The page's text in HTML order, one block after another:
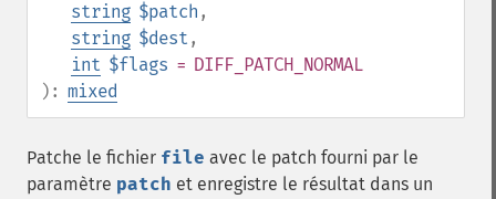
string $patch ,
string $dest ,
int $flags = DIFF_PATCH_NORMAL
): mixed
Patche le fichier file avec le patch fourni par le
paramètre patch et enregistre le résultat dans un